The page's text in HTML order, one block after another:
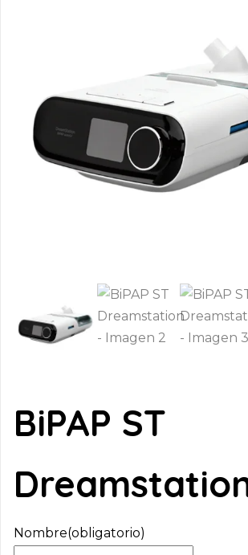
BiPAP ST
Nombre(obligatorio)